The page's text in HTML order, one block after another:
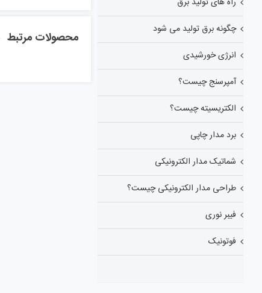
محصولات مرتبط
چگونه برق تولید می شود
انرژی خورشیدی
آمپرسنج چیست؟
الکتریسیته چیست؟
برد مدار چاپی
شماتیک مدار الکترونیکی
طراحی مدار الکترونیکی چیست؟
فیبر نوری
فوتونیک